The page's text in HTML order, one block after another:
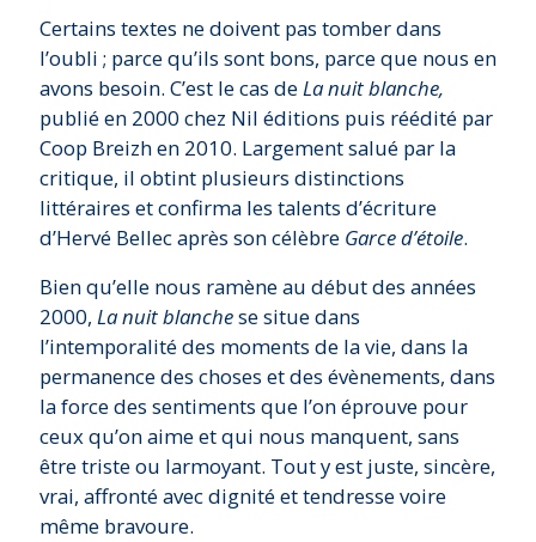
Certains textes ne doivent pas tomber dans
l’oubli ; parce qu’ils sont bons, parce que nous en
avons besoin. C’est le cas de La nuit blanche,
publié en 2000 chez Nil éditions puis réédité par
Coop Breizh en 2010. Largement salué par la
critique, il obtint plusieurs distinctions
littéraires et confirma les talents d’écriture
d’Hervé Bellec après son célèbre Garce d’étoile.
Bien qu’elle nous ramène au début des années
2000, La nuit blanchese situe dans
l’intemporalité des moments de la vie, dans la
permanence des choses et des évènements, dans
la force des sentiments que l’on éprouve pour
ceux qu’on aime et qui nous manquent, sans
être triste ou larmoyant. Tout y est juste, sincère,
vrai, affronté avec dignité et tendresse voire
même bravoure.